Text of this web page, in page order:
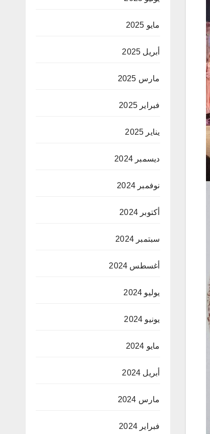
مايو 2025
أبريل 2025
مارس 2025
فبراير 2025
يناير 2025
ديسمبر 2024
نوفمبر 2024
أكتوبر 2024
سبتمبر 2024
أغسطس 2024
يوليو 2024
يونيو 2024
مايو 2024
أبريل 2024
مارس 2024
فبراير 2024